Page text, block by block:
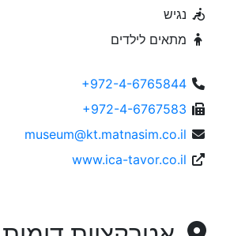
נגיש
מתאים לילדים
+972-4-6765844
+972-4-6767583
museum@kt.matnasim.co.il
www.ica-tavor.co.il